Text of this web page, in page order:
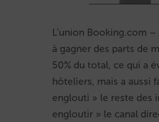
L’union Booking.com
à gagner des parts de
50% du total, ce qui a
hôteliers, mais a aussi
englouti » le reste des
engloutir » le canal